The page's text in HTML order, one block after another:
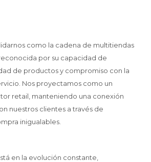
como la cadena de multitiendas
por su capacidad de
de productos y compromiso con la
Nos proyectamos como un
retail, manteniendo una conexión
nuestros clientes a través de
inigualables.
en la evolución constante,